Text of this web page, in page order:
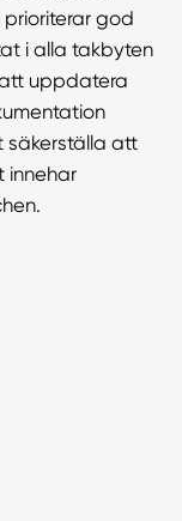
prioriterar god
i alla takbyten
uppdatera
säkerställa att
innehar